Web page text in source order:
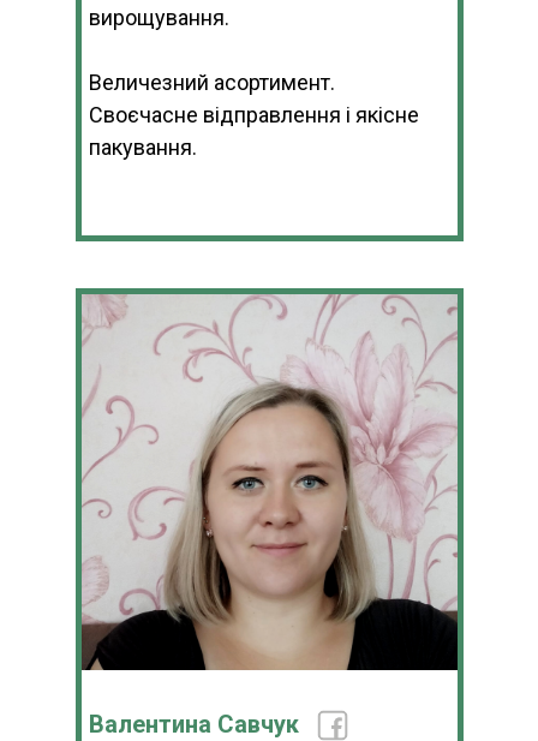
вирощування.
Величезний асортимент.
Своєчасне відправлення і якісне
пакування.
Валентина Савчук